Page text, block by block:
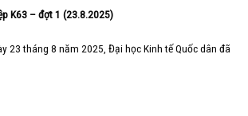
K63 – đợt 1 (23.8.2025)
23 tháng 8 năm 2025, Đại học Kinh tế Quốc dân đã